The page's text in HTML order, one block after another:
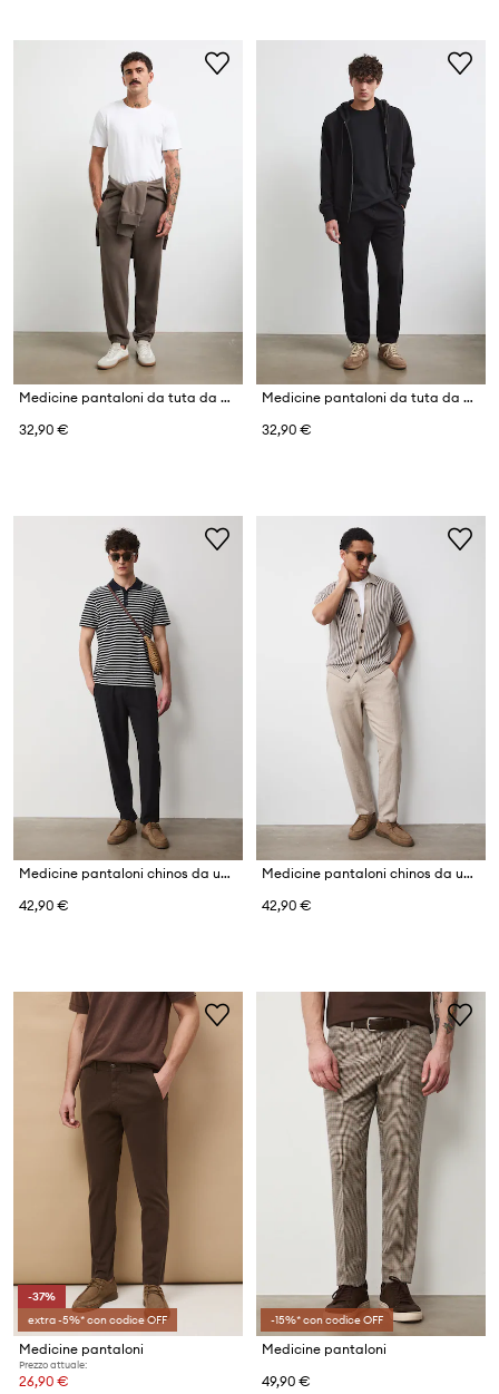
Medicine pantaloni da tuta da uomo con cotone
32,90 €
Medicine pantaloni da tuta da uomo con cotone
32,90 €
Medicine pantaloni chinos da uomo con lino
42,90 €
Medicine pantaloni chinos da uomo con lino
42,90 €
-37%
extra -5%* con codice OFF
Medicine pantaloni
Prezzo attuale:
26,90 €
-15%* con codice OFF
Medicine pantaloni
49,90 €